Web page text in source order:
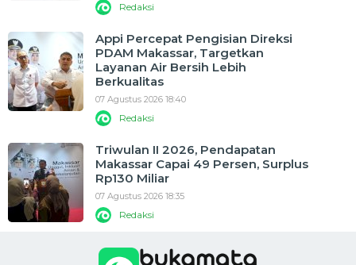
Redaksi
Appi Percepat Pengisian Direksi
PDAM Makassar, Targetkan
Layanan Air Bersih Lebih
Berkualitas
07 Agustus 2026 18:40
Redaksi
Triwulan II 2026, Pendapatan
Makassar Capai 49 Persen, Surplus
Rp130 Miliar
07 Agustus 2026 18:35
Redaksi